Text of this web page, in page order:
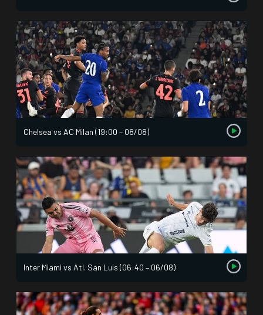
Chelsea vs AC Milan (19:00 – 08/08)
Inter Miami vs Atl. San Luis (06:40 – 06/08)